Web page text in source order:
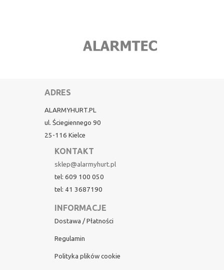
ADRES
ALARMYHURT.PL
ul. Ściegiennego 90
25-116 Kielce
KONTAKT
sklep@alarmyhurt.pl
tel: 609 100 050
tel: 41 3687190
INFORMACJE
Dostawa / Płatności
Regulamin
Polityka plików cookie